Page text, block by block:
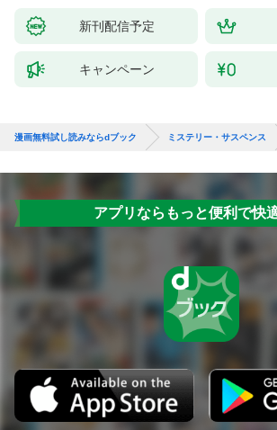
新刊配信予定
キャンペーン
漫画無料試し読みならdブック ミステリー・サスペンス
アプリならもっと便利で快